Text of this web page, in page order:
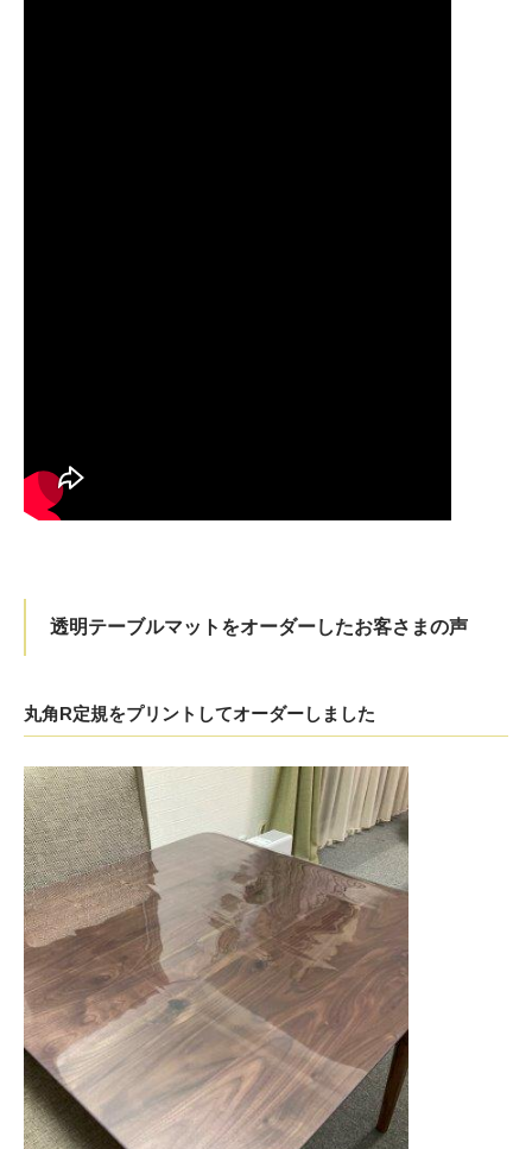
透明テーブルマットをオーダーしたお客さまの声
丸角R定規をプリントしてオーダーしました